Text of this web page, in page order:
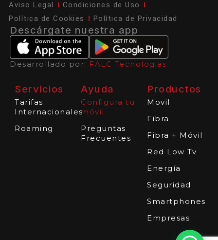
Aviso Legal
Condiciones de Uso
Política de Cookies
Política de Privacidad
Descárgate nuestra app
Desarrollado por: FALC Tecnologias
Servicios
Tarifas
Internacionales
Roaming
Ayuda
Configura tu
móvil
Preguntas
Frecuentes
Productos
Movil
Fibra
Fibra + Móvil
Red Low Tv
Energía
Seguridad
Smartphones
Empresas